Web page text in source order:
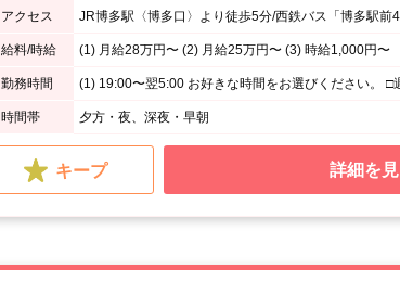
アクセス JR博多駅〈博多口〉より徒歩5分/西鉄バス「博多駅前
給料/時給 (1) 月給28万円〜 (2) 月給25万円〜 (3) 時給1,000円〜
勤務時間
時間帯 夕方・夜、深夜・早朝
キープ 詳細を